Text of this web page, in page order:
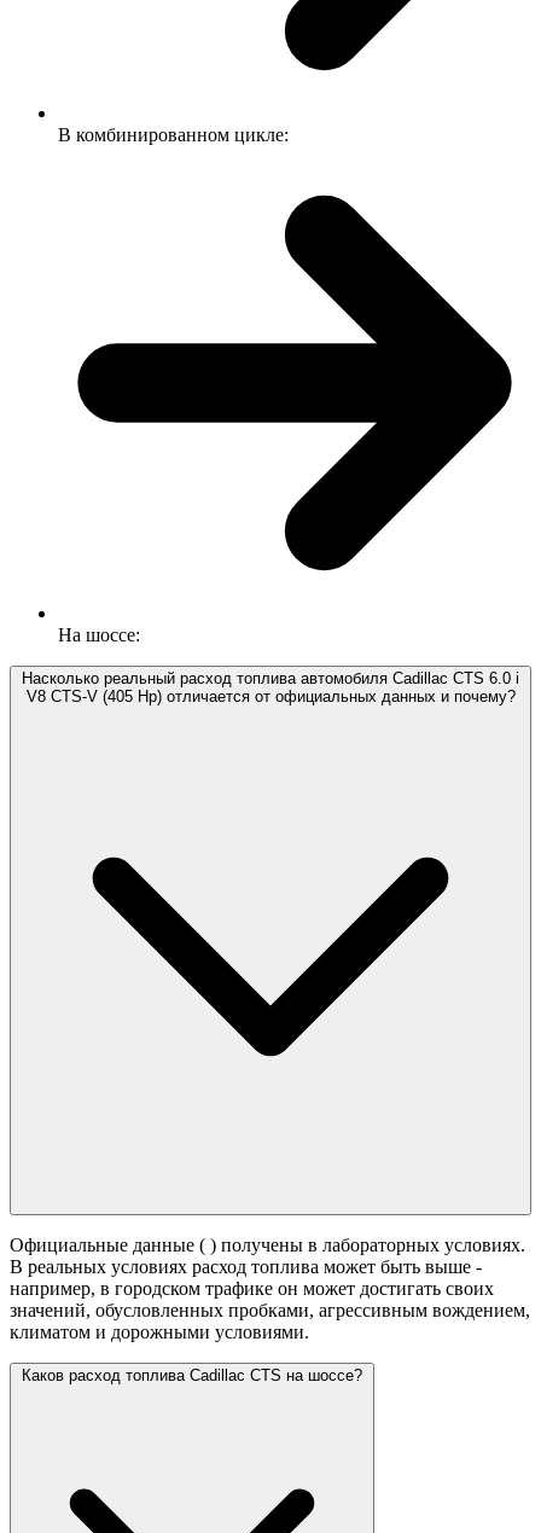
В комбинированном цикле:
На шоссе:
Насколько реальный расход топлива автомобиля Cadillac CTS 6.0 i
V8 CTS-V (405 Hp) отличается от официальных данных и почему?
Официальные данные ( ) получены в лабораторных условиях.
В реальных условиях расход топлива может быть выше -
например, в городском трафике он может достигать своих
значений, обусловленных пробками, агрессивным вождением,
климатом и дорожными условиями.
Каков расход топлива Cadillac CTS на шоссе?